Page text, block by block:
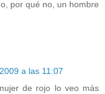
por qué no, un hombre
a las 11:07
de rojo lo veo más